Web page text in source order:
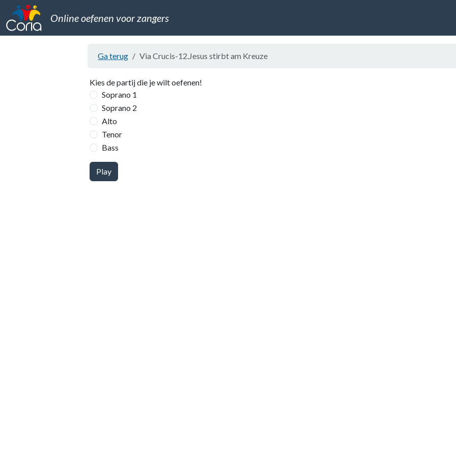
Online oefenen voor zangers
Ga terug Via Crucis-12.Jesus stirbt am Kreuze
Kies de partij die je wilt oefenen!
Soprano 1
Soprano 2
Alto
Tenor
Bass
Play